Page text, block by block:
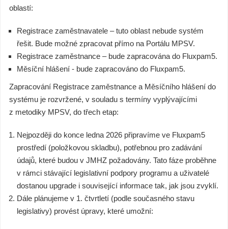
oblastí:
Registrace zaměstnavatele – tuto oblast nebude systém
řešit. Bude možné zpracovat přímo na Portálu MPSV.
Registrace zaměstnance – bude zapracována do Fluxpam5.
Měsíční hlášení - bude zapracováno do Fluxpam5.
Zapracování Registrace zaměstnance a Měsíčního hlášení do
systému je rozvržené, v souladu s termíny vyplývajícími
z metodiky MPSV, do třech etap:
Nejpozději do konce ledna 2026 připravíme ve Fluxpam5
prostředí (položkovou skladbu), potřebnou pro zadávání
údajů, které budou v JMHZ požadovány. Tato fáze proběhne
v rámci stávající legislativní podpory programu a uživatelé
dostanou upgrade i související informace tak, jak jsou zvyklí.
Dále plánujeme v 1. čtvrtletí (podle současného stavu
legislativy) provést úpravy, které umožní: